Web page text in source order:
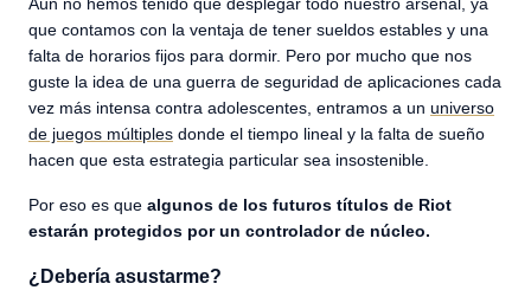
Aún no hemos tenido que desplegar todo nuestro arsenal, ya
que contamos con la ventaja de tener sueldos estables y una
falta de horarios fijos para dormir. Pero por mucho que nos
guste la idea de una guerra de seguridad de aplicaciones cada
vez más intensa contra adolescentes, entramos a un universo
de juegos múltiples donde el tiempo lineal y la falta de sueño
hacen que esta estrategia particular sea insostenible.
Por eso es que algunos de los futuros títulos de Riot
estarán protegidos por un controlador de núcleo.
¿Debería asustarme?